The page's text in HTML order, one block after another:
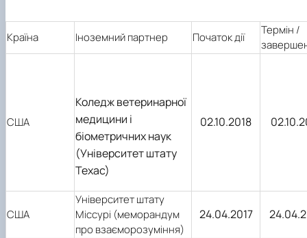
Скринька довіри
Вступ 2021 рік
Вступ 2020 рік
Країна Іноземний партнер Початок дії
Термін /
США
Коледж ветеринарної
медицини і
біометричних наук
(Університет штату
Техас)
02.10.2018
США
Університет штату
Міссурі (меморандум
про взаєморозуміння)
24.04.2017